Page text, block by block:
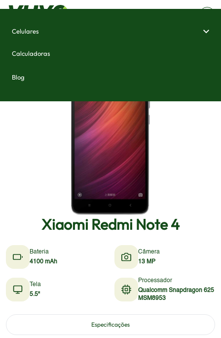
Celulares
Calculadoras
Blog
Xiaomi Redmi Note 4
Bateria
4100 mAh
Câmera
13 MP
Tela
5.5"
Processador
Qualcomm Snapdragon 625
MSM8953
Especificações